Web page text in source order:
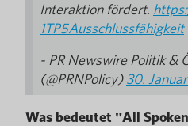
Interaktion fördert.
1TP5Ausschlussfähigkeit
- PR Newswire Politik &
(@PRNPolicy)30.
Was bedeutet "All